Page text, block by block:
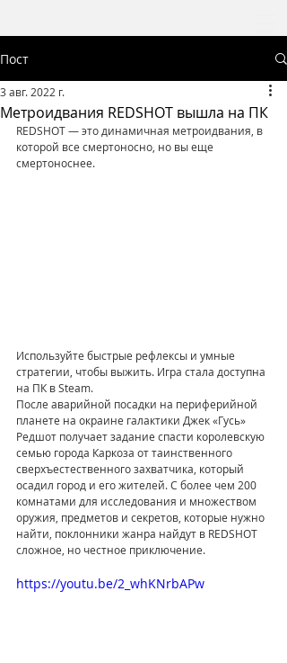
Пост
Метроидвания REDSHOT вышла на ПК
3 авг. 2022 г.
REDSHOT — это динамичная метроидвания, в
которой все смертоносно, но вы еще
смертоноснее.
Используйте быстрые рефлексы и умные
стратегии, чтобы выжить. Игра стала доступна
на ПК в Steam.
После аварийной посадки на периферийной
планете на окраине галактики Джек «Гусь»
Редшот получает задание спасти королевскую
семью города Каркоза от таинственного
сверхъестественного захватчика, который
осадил город и его жителей. С более чем 200
комнатами для исследования и множеством
оружия, предметов и секретов, которые нужно
найти, поклонники жанра найдут в REDSHOT
сложное, но честное приключение.
https://youtu.be/2_whKNrbAPw